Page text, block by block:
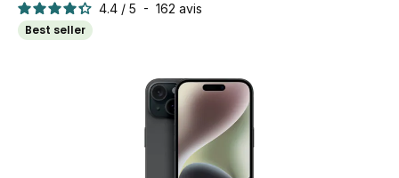
4.4 / 5 - 162 avis
Best seller